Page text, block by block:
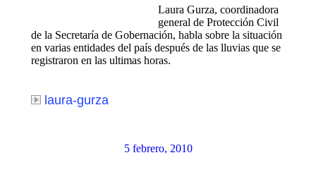
Laura Gurza, coordinadora
general de Protección Civil
de la Secretaría de Gobernación, habla sobre la situación
en varias entidades del país después de las lluvias que se
registraron en las ultimas horas.
laura-gurza
5 febrero, 2010